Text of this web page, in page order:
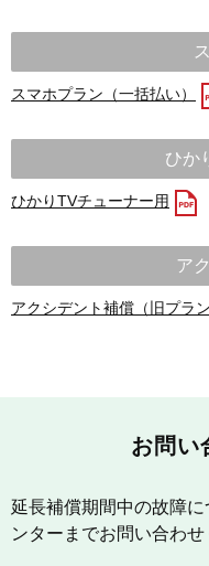
スマホプラン（一括払い）
ひか
ひかりTVチューナー用
ア
アクシデント補償（旧プラン
お問い
延長補償期間中の故障
ンターまでお問い合わせ